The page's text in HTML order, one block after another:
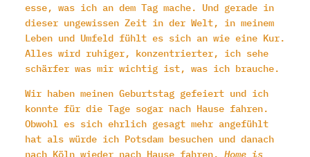
esse, was ich an dem Tag mache. Und gerade in
dieser ungewissen Zeit in der Welt, in meinem
Leben und Umfeld fühlt es sich an wie eine Kur.
Alles wird ruhiger, konzentrierter, ich sehe
schärfer was mir wichtig ist, was ich brauche.
Wir haben meinen Geburtstag gefeiert und ich
konnte für die Tage sogar nach Hause fahren.
Obwohl es sich ehrlich gesagt mehr angefühlt
hat als würde ich Potsdam besuchen und danach
nach Köln wieder nach Hause fahren. Home is